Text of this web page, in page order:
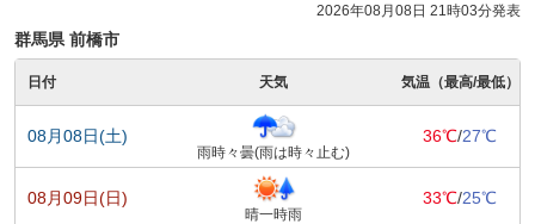
2026年08月08日 21時03分発表
群馬県 前橋市
日付 天気 気温（最高/最低）
08月08日(土)
雨時々曇(雨は時々止む)
36℃/27℃
08月09日(日)
晴一時雨
33℃/25℃